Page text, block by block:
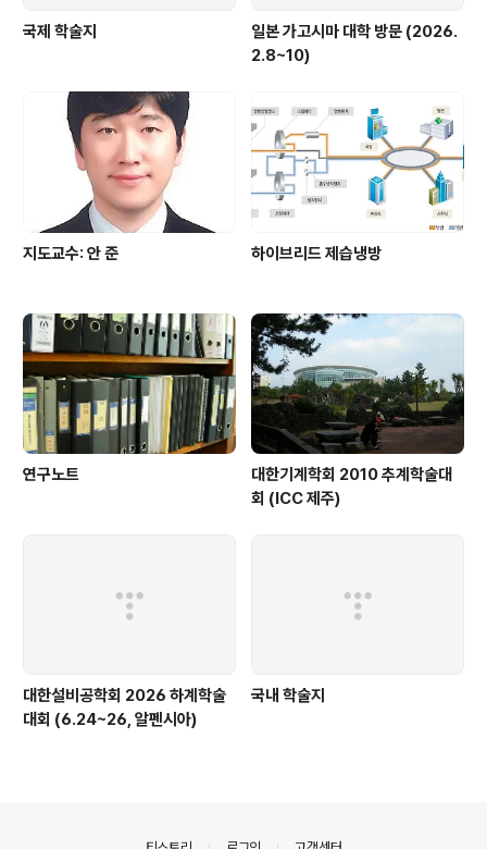
국제 학술지
일본 가고시마 대학 방문 (2026.
2.8~10)
지도교수: 안 준 하이브리드 제습냉방
연구노트
대한기계학회 2010 추계학술대
회 (ICC 제주)
대한설비공학회 2026 하계학술
대회 (6.24~26, 알펜시아)
국내 학술지